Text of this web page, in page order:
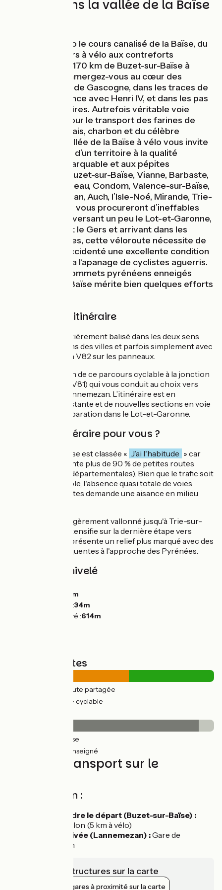
170 km dans la vallée de la Baïse
Remontez à vélo le cours canalisé de la Baïse, du
Canal des 2 mers à vélo aux contreforts
pyrénéens. Sur 170 km de Buzet-sur-Baïse à
Lannemezan, immergez-vous au cœur des
douces collines de Gascogne, dans les traces de
l’histoire de France avec Henri IV, et dans les pas
des Mousquetaires. Autrefois véritable voie
commerciale pour le transport des farines de
minot, de minerais, charbon et du célèbre
Armagnac, la vallée de la Baïse à vélo vous invite
à la découverte d’un territoire à la qualité
paysagère remarquable et aux pépites
pittoresques : Buzet-sur-Baïse, Vianne, Barbaste,
Nérac, Moncrabeau, Condom, Valence-sur-Baïse,
Castéra-Verduzan, Auch, l’Isle-Noé, Mirande, Trie-
sur-Baïse, Galan vous procureront d’ineffables
révélations. Traversant un peu le Lot-et-Garonne,
majoritairement le Gers et arrivant dans les
Hautes-Pyrénées, cette véloroute nécessite de
par son relief accidenté une excellente condition
physique et sera l’apanage de cyclistes aguerris.
La vue sur les sommets pyrénéens enneigés
après Trie-sur-Baïse mérite bien quelques efforts
Balisage de l'itinéraire
L’itinéraire est entièrement balisé dans les deux sens
avec les indications des villes et parfois simplement avec
l'identifiant nation V82 sur les panneaux.
Galan marque la fin de ce parcours cyclable à la jonction
avec La Vélosud (V81) qui vous conduit au choix vers
Tarbes ou vers Lannemezan. L’itinéraire est en
amélioration constante et de nouvelles sections en voie
verte sont en préparation dans le Lot-et-Garonne.
Est-ce un itinéraire pour vous ?
La Vallée de la Baïse est classée « J’ai l'habitude » car
l'itinéraire emprunte plus de 90 % de petites routes
(communales ou départementales). Bien que le trafic soit
généralement faible, l'absence quasi totale de voies
dédiées aux cyclistes demande une aisance en milieu
Le parcours est légèrement vallonné jusqu'à Trie-sur-
Baïse. L'effort s'intensifie sur la dernière étape vers
Lannemezan, qui présente un relief plus marqué avec des
montées plus fréquentes à l'approche des Pyrénées.
Pentes et dénivelé
566m
Point le plus bas :34m
Point le plus élevé :614m
Types de routes
(78%) Route partagée
(55%) Voie cyclable
(98%) Lisse
(8%) Non renseigné
Trains et transport sur le
Accès en train :
Pour rejoindre le départ (Buzet-sur-Baïse) :
Gare d'Aiguillon (5 km à vélo)
Depuis l'arrivée (Lannemezan) :Gare de
Lannemezan
Voir les infrastructures sur la carte
Afficher les gares à proximité sur la carte